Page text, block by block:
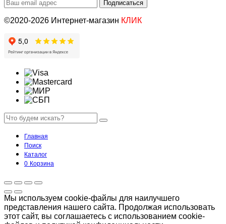
©2020-2026 Интернет-магазин КЛИК
Главная
Поиск
Каталог
0 Корзина
Мы используем cookie-файлы для наилучшего
представления нашего сайта. Продолжая использовать
этот сайт, вы соглашаетесь с использованием cookie-